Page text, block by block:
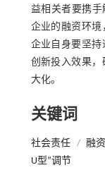
益相关者要携手
企业的融资环
企业自身要坚持
创新投入效果
大化。
关键词
社会责任 / 融
U型”调节